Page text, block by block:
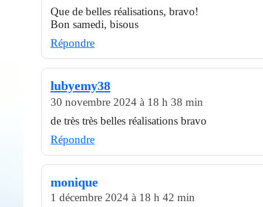
Que de belles réalisations, bravo!
Bon samedi, bisous
Répondre
lubyemy38
30 novembre 2024 à 18 h 38 min
de très très belles réalisations bravo
Répondre
monique
1 décembre 2024 à 18 h 42 min